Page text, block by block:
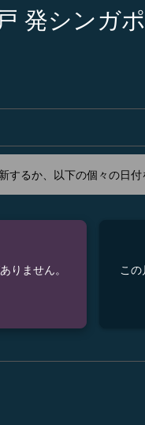
発シンガ
るか、以下の個々の日
新するか、以下の個
りません。
この